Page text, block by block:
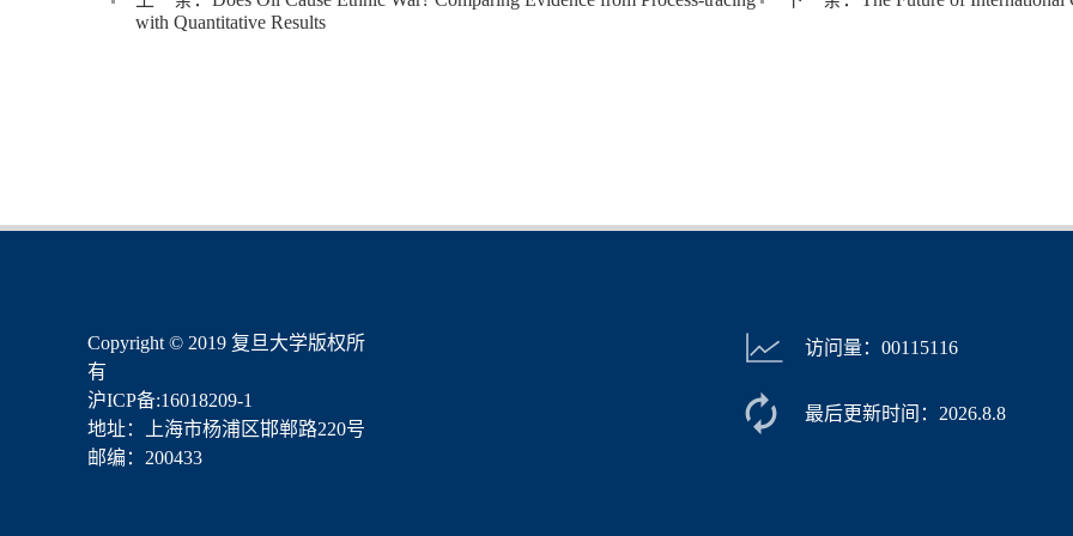
with Quantitative Results
​Copyright © 2019 复旦大学版权所
有
沪ICP备:16018209-1
地址：上海市杨浦区邯郸路220号
邮编：200433
访问量： 00115116
最后更新时间： 2026.8.8